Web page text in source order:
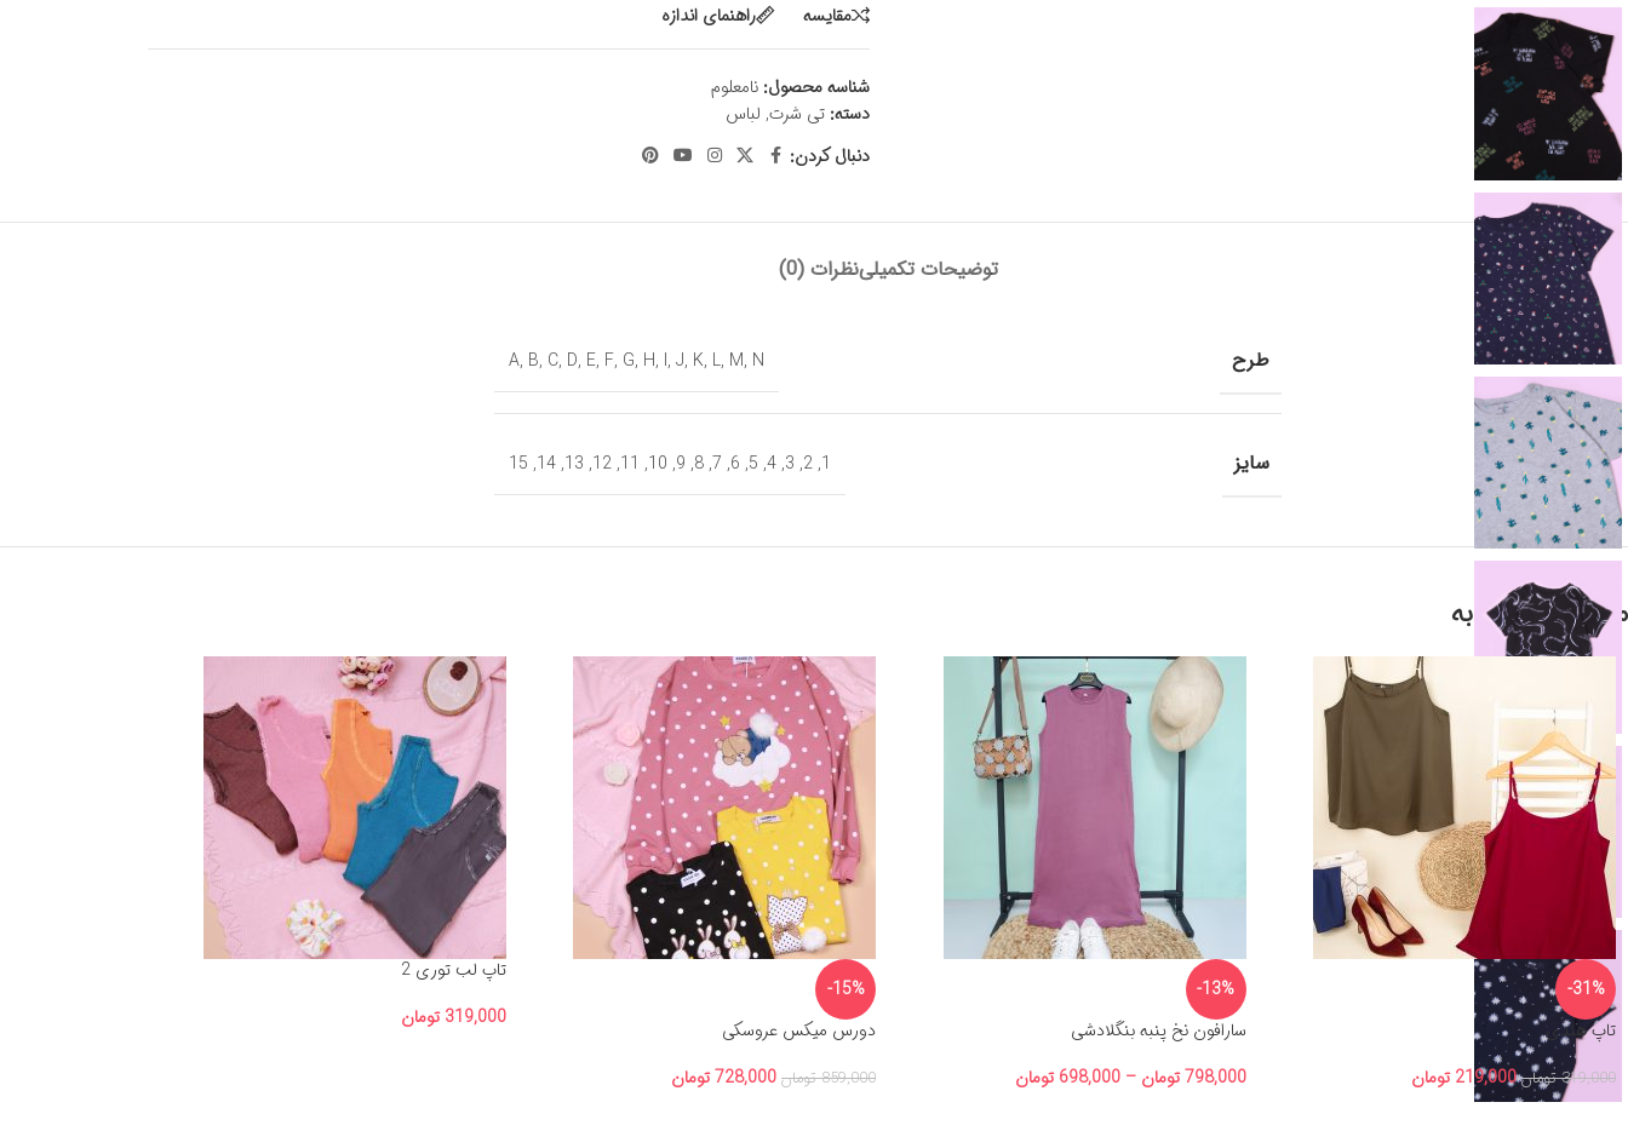
مقايسه راهنمای اندازه
شناسه محصول: نامعلوم
دسته: تی شرت, لباس
دنبال کردن:
توضیحات تکمیلینظرات (0)
طرح A, B, C, D, E, F, G, H, I, J, K, L, M, N
سایز 1
,
2
,
3
,
4
,
5
,
6
,
7
,
8
,
9
,
10
,
11
,
12
,
13
,
14
,
15
محصولات مشابه
-31%
تاپ هندی
319,000 تومان 219,000 تومان
-13%
سارافون نخ پنبه بنگلادشی
798,000 تومان –
698,000 تومان
-15%
دورس میکس عروسکی
859,000 تومان 728,000تومان
تاپ لب توری 2
319,000 تومان